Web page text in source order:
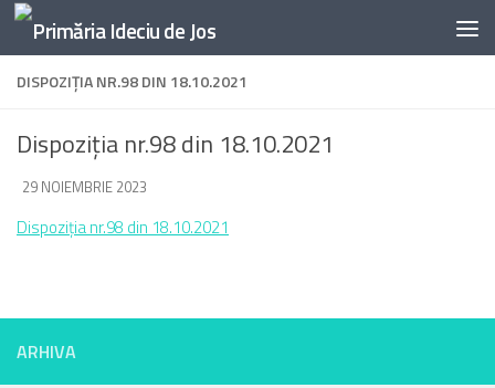
Skip to content
DISPOZIȚIA NR.98 DIN 18.10.2021
Dispoziția nr.98 din 18.10.2021
DE ·
29 NOIEMBRIE 2023
Dispoziția nr.98 din 18.10.2021
ARHIVA